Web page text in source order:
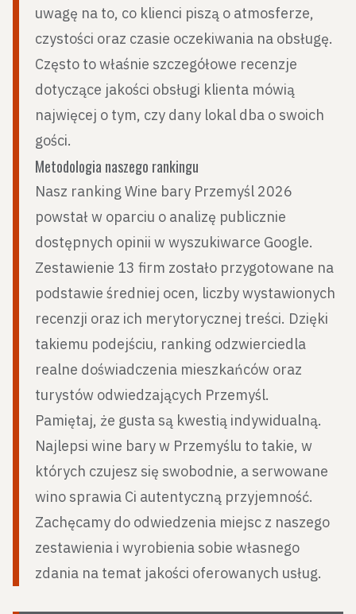
uwagę na to, co klienci piszą o atmosferze,
czystości oraz czasie oczekiwania na obsługę.
Często to właśnie szczegółowe recenzje
dotyczące jakości obsługi klienta mówią
najwięcej o tym, czy dany lokal dba o swoich
gości.
Metodologia naszego rankingu
Nasz ranking Wine bary Przemyśl 2026
powstał w oparciu o analizę publicznie
dostępnych opinii w wyszukiwarce Google.
Zestawienie 13 firm zostało przygotowane na
podstawie średniej ocen, liczby wystawionych
recenzji oraz ich merytorycznej treści. Dzięki
takiemu podejściu, ranking odzwierciedla
realne doświadczenia mieszkańców oraz
turystów odwiedzających Przemyśl.
Pamiętaj, że gusta są kwestią indywidualną.
Najlepsi wine bary w Przemyślu to takie, w
których czujesz się swobodnie, a serwowane
wino sprawia Ci autentyczną przyjemność.
Zachęcamy do odwiedzenia miejsc z naszego
zestawienia i wyrobienia sobie własnego
zdania na temat jakości oferowanych usług.